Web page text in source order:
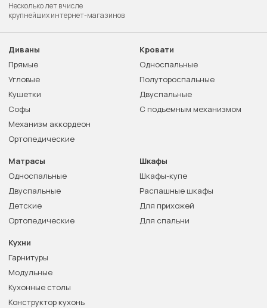
Несколько лет в числе
крупнейших интернет-магазинов
Диваны
Прямые
Угловые
Кушетки
Софы
Механизм аккордеон
Ортопедические
Кровати
Односпальные
Полутороспальные
Двуспальные
С подъемным механизмом
Матрасы
Односпальные
Двуспальные
Детские
Ортопедические
Шкафы
Шкафы-купе
Распашные шкафы
Для прихожей
Для спальни
Кухни
Гарнитуры
Модульные
Кухонные столы
Конструктор кухонь